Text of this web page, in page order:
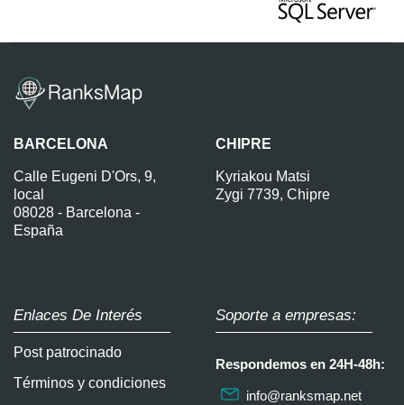
BARCELONA
Calle Eugeni D'Ors, 9,
local
08028 - Barcelona -
España
CHIPRE
Kyriakou Matsi
Zygi 7739, Chipre
Enlaces De Interés
Post patrocinado
Términos y condiciones
Soporte a empresas:
Respondemos en 24H-48h:
info@ranksmap.net